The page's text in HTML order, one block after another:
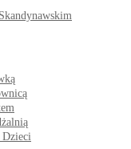
Dzieci